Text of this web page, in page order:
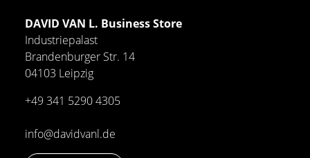
DAVID VAN L. Business Store
Industriepalast
Brandenburger Str. 14
04103 Leipzig
+49 341 5290 4305
info@davidvanl.de